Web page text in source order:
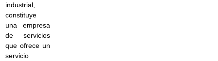
industrial,
constituye
una empresa
de servicios
que ofrece un
servicio